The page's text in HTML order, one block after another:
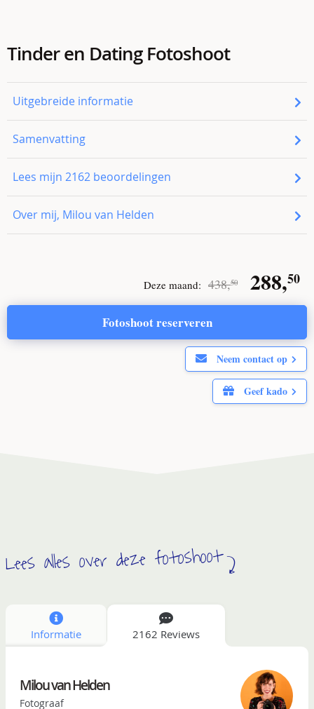
Tinder en Dating Fotoshoot
Uitgebreide informatie
Samenvatting
Lees mijn 2162 beoordelingen
Over mij, Milou van Helden
Deze maand: 438,50
price
was:
438,50.
288,50
Fotoshoot reserveren
Neem contact op
Geef kado
Lees alles over deze fotoshoot
Informatie 2162 Reviews
Milou van Helden
Fotograaf